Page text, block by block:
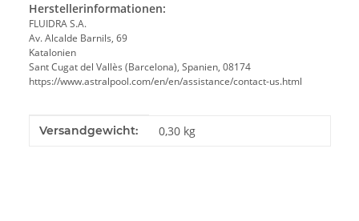
Herstellerinformationen:
FLUIDRA S.A.
Av. Alcalde Barnils, 69
Katalonien
Sant Cugat del Vallès (Barcelona), Spanien, 08174
https://www.astralpool.com/en/en/assistance/contact-us.html
Produkteigenschaft
Wert
Versandgewicht: 0,30 kg